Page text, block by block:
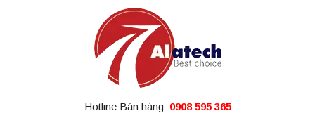
Hotline Bán hàng: 0908 595 365